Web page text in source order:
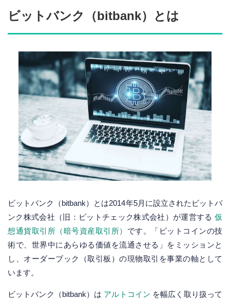
ビットバンク（bitbank）とは
ビットバンク（bitbank）とは2014年5月に設立されたビットバ
ンク株式会社（旧：ビットチェック株式会社）が運営する 仮
想通貨取引所（暗号資産取引所） です。「ビットコインの技
術で、世界中にあらゆる価値を流通させる」をミッションと
し、オーダーブック（取引板）の現物取引を事業の軸として
います。
ビットバンク（bitbank）は アルトコイン を幅広く取り扱って